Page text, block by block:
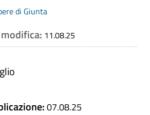
di Giunta
11.08.25
07.08.25